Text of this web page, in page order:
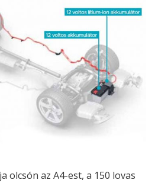
olcsón az A4-est, a 150 lovas